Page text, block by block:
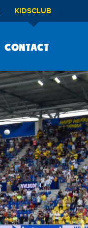
KIDSCLUB
Contact